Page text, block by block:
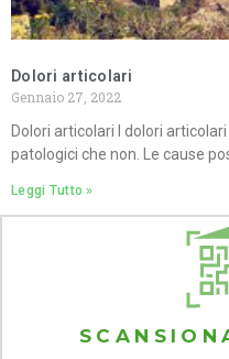
Dolori articolari
Gennaio 27, 2022
Dolori articolari I dolori
patologici che non. Le cause
Leggi Tutto »